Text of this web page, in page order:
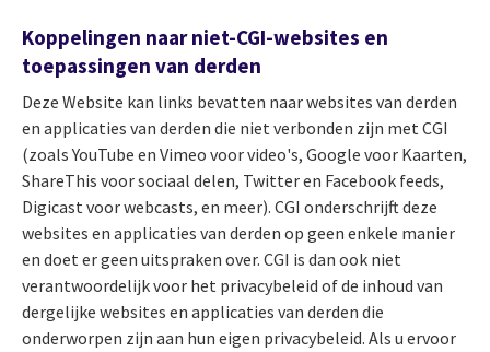
Koppelingen naar niet-CGI-websites en
toepassingen van derden
Deze Website kan links bevatten naar websites van derden
en applicaties van derden die niet verbonden zijn met CGI
(zoals YouTube en Vimeo voor video's, Google voor Kaarten,
ShareThis voor sociaal delen, Twitter en Facebook feeds,
Digicast voor webcasts, en meer). CGI onderschrijft deze
websites en applicaties van derden op geen enkele manier
en doet er geen uitspraken over. CGI is dan ook niet
verantwoordelijk voor het privacybeleid of de inhoud van
dergelijke websites en applicaties van derden die
onderworpen zijn aan hun eigen privacybeleid. Als u ervoor